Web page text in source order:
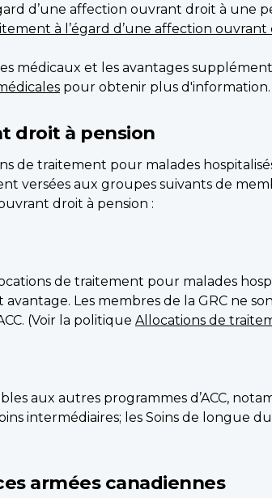
d’une affection ouvrant droit à une
à l’égard d’une affection
médicaux et les avantages
pour obtenir plus d'information.
droit à pension
de traitement pour malades
versées aux groupes suivants de
droit à pension :
de traitement pour malades
Les membres de la GRC ne
(Voir la politique Allocations de
aux autres programmes d’ACC,
intermédiaires; les Soins de longue
armées canadiennes